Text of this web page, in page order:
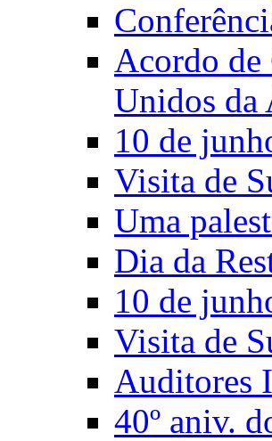
Acordo de
Unidos da
10 de
Visita de
Uma
Dia da
10 de
Visita de
Auditores
40º aniv.